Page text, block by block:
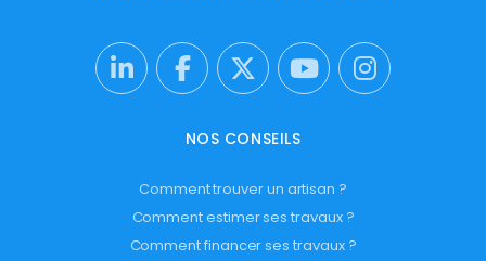
NOS CONSEILS
Comment trouver un artisan ?
Comment estimer ses travaux ?
Comment financer ses travaux ?